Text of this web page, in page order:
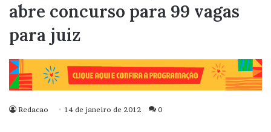
abre concurso para 99 vagas
para juiz
Redacao 14 de janeiro de 2012 0